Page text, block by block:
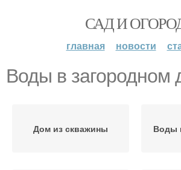
САД И
главная новости
Воды в загородном
Дом из скважины Воды